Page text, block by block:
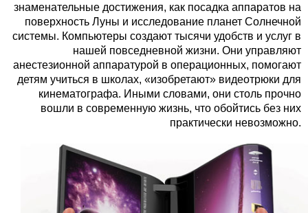
знаменательные достижения, как посадка аппаратов на
поверхность Луны и исследование планет Солнечной
системы. Компьютеры создают тысячи удобств и услуг в
нашей повседневной жизни. Они управляют
анестезионной аппаратурой в операционных, помогают
детям учиться в школах, «изобретают» видеотрюки для
кинематографа. Иными словами, они столь прочно
вошли в современную жизнь, что обойтись без них
практически невозможно.